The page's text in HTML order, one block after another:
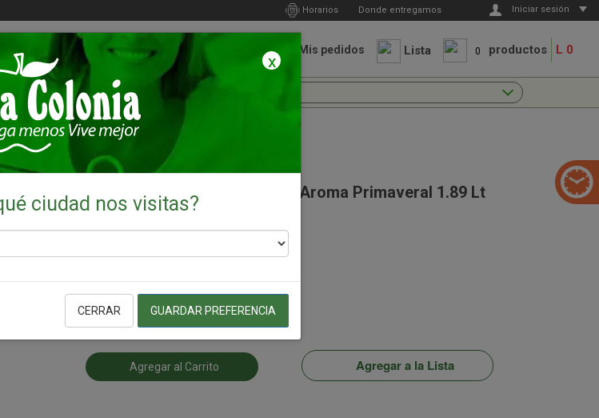
Horarios Donde entregamos Iniciar sesión
Ingresar a
mi cuenta
Mis pedidos Lista 0 productos L 0
Enviar a Sin ciudad
Desinfectante Premier Value Aroma Primaveral 1.89 Lt
L. 54.94
Cantidad: - +
Agregar al Carrito Agregar a la Lista
x
ciudad nos visitas?
CERRAR GUARDAR PREFERENCIA